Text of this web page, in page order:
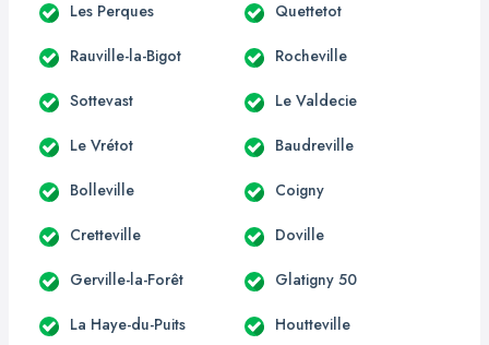
Les Perques Quettetot
Rauville-la-Bigot Rocheville
Sottevast Le Valdecie
Le Vrétot Baudreville
Bolleville Coigny
Cretteville Doville
Gerville-la-Forêt Glatigny 50
La Haye-du-Puits Houtteville